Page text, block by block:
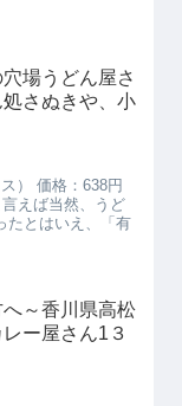
場うどん屋さ
さぬきや、小
） 価格：638円
えば当然、うど
たとはいえ、「有
～香川県高松
ー屋さん1３